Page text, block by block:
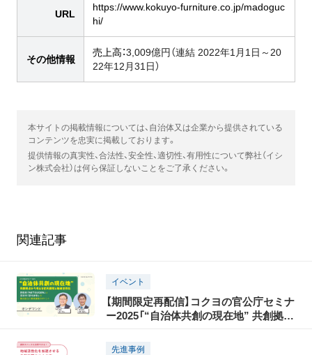
URL
https://www.kokuyo-furniture.co.jp/madoguc
hi/
その他情報
売上高：3,009億円（連結 2022年1月1日～20
22年12月31日）
本サイトの掲載情報については、自治体又は企業から提供されている
コンテンツを忠実に掲載しております。
提供情報の真実性、合法性、安全性、適切性、有用性について弊社（イシ
ン株式会社）は何ら保証しないことをご了承ください。
関連記事
イベント
【期間限定再配信】コクヨの官公庁セミナ
ー2025「“自治体共創の現在地” 共創拠点
先進事例